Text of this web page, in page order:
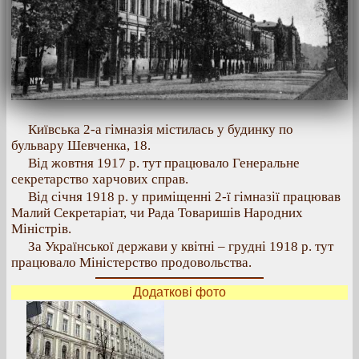
Київська 2-а гімназія містилась у будинку по
бульвару Шевченка, 18.
Від жовтня 1917 р. тут працювало Генеральне
секретарство харчових справ.
Від січня 1918 р. у приміщенні 2-ї гімназії працював
Малий Секретаріат, чи Рада Товаришів Народних
Міністрів.
За Української держави у квітні – грудні 1918 р. тут
працювало Міністерство продовольства.
Додаткові фото